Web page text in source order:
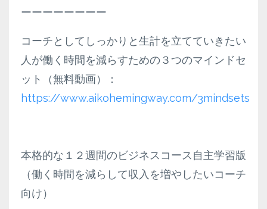
ーーーーーーーー
コーチとしてしっかりと生計を立てていきたい
人が働く時間を減らすための３つのマインドセ
ット（無料動画）：
https://www.aikohemingway.com/3mindsets
本格的な１２週間のビジネスコース自主学習版
（働く時間を減らして収入を増やしたいコーチ
向け）